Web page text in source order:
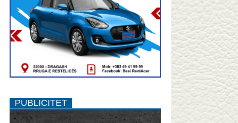
PUBLICITET